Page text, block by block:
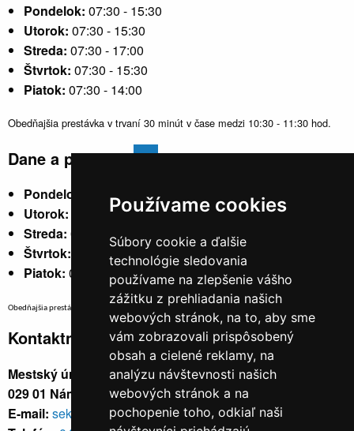
Používame cookies
Súbory cookie a ďalšie
technológie sledovania
používame na zlepšenie vášho
zážitku z prehliadania našich
webových stránok, na to, aby sme
vám zobrazovali prispôsobený
obsah a cielené reklamy, na
analýzu návštevnosti našich
webových stránok a na
pochopenie toho, odkiaľ naši
Pondelok: 07:30 - 15:30
Utorok: 07:30 - 15:30
Streda: 07:30 - 17:00
Štvrtok: 07:30 - 15:30
Piatok: 07:30 - 14:00
Obedňajšia prestávka v trvaní 30 minút v čase medzi 10:30 - 11:30 hod.
Dane a poplatky
Pondelok:
07:30 - 15:30
Utorok:
nestránkový
Streda: 07:30 - 17:00
Štvrtok:
nestránkový
Piatok: 07:30 - 14:00
Obedňajšia prestávka v trvaní 30 minút v čase medzi 10:30 - 11:30 hod.
Kontaktné údaje
Mestský úrad, Cyrila a Metoda 329/6,
029 01 Námestovo
E-mail: sekretariat@namestovo.sk